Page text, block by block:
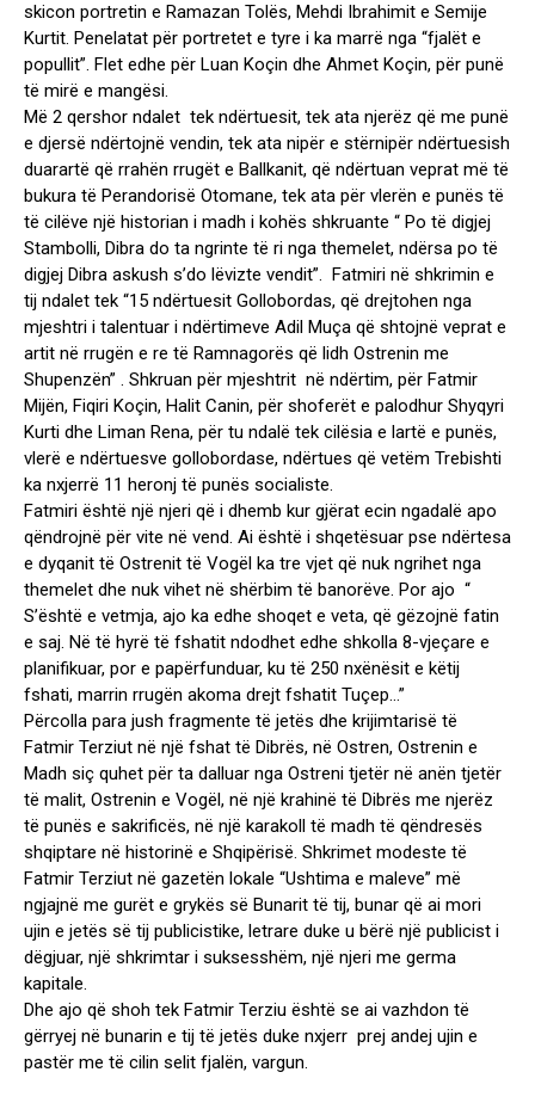
skicon portretin e Ramazan Tolës, Mehdi Ibrahimit e Semije
Kurtit. Penelatat për portretet e tyre i ka marrë nga “fjalët e
popullit”. Flet edhe për Luan Koçin dhe Ahmet Koçin, për punë
të mirë e mangësi.
Më 2 qershor ndalet tek ndërtuesit, tek ata njerëz që me punë
e djersë ndërtojnë vendin, tek ata nipër e stërnipër ndërtuesish
duarartë që rrahën rrugët e Ballkanit, që ndërtuan veprat më të
bukura të Perandorisë Otomane, tek ata për vlerën e punës të
të cilëve një historian i madh i kohës shkruante “ Po të digjej
Stambolli, Dibra do ta ngrinte të ri nga themelet, ndërsa po të
digjej Dibra askush s’do lëvizte vendit”. Fatmiri në shkrimin e
tij ndalet tek “15 ndërtuesit Gollobordas, që drejtohen nga
mjeshtri i talentuar i ndërtimeve Adil Muça që shtojnë veprat e
artit në rrugën e re të Ramnagorës që lidh Ostrenin me
Shupenzën” . Shkruan për mjeshtrit në ndërtim, për Fatmir
Mijën, Fiqiri Koçin, Halit Canin, për shoferët e palodhur Shyqyri
Kurti dhe Liman Rena, për tu ndalë tek cilësia e lartë e punës,
vlerë e ndërtuesve gollobordase, ndërtues që vetëm Trebishti
ka nxjerrë 11 heronj të punës socialiste.
Fatmiri është një njeri që i dhemb kur gjërat ecin ngadalë apo
qëndrojnë për vite në vend. Ai është i shqetësuar pse ndërtesa
e dyqanit të Ostrenit të Vogël ka tre vjet që nuk ngrihet nga
themelet dhe nuk vihet në shërbim të banorëve. Por ajo “
S’është e vetmja, ajo ka edhe shoqet e veta, që gëzojnë fatin
e saj. Në të hyrë të fshatit ndodhet edhe shkolla 8-vjeçare e
planifikuar, por e papërfunduar, ku të 250 nxënësit e këtij
fshati, marrin rrugën akoma drejt fshatit Tuçep…”
Përcolla para jush fragmente të jetës dhe krijimtarisë të
Fatmir Terziut në një fshat të Dibrës, në Ostren, Ostrenin e
Madh siç quhet për ta dalluar nga Ostreni tjetër në anën tjetër
të malit, Ostrenin e Vogël, në një krahinë të Dibrës me njerëz
të punës e sakrificës, në një karakoll të madh të qëndresës
shqiptare në historinë e Shqipërisë. Shkrimet modeste të
Fatmir Terziut në gazetën lokale “Ushtima e maleve” më
ngjajnë me gurët e grykës së Bunarit të tij, bunar që ai mori
ujin e jetës së tij publicistike, letrare duke u bërë një publicist i
dëgjuar, një shkrimtar i suksesshëm, një njeri me germa
kapitale.
Dhe ajo që shoh tek Fatmir Terziu është se ai vazhdon të
gërryej në bunarin e tij të jetës duke nxjerr prej andej ujin e
pastër me të cilin selit fjalën, vargun.